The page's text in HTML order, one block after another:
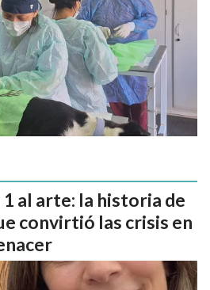
al arte: la historia de
convirtió las crisis en